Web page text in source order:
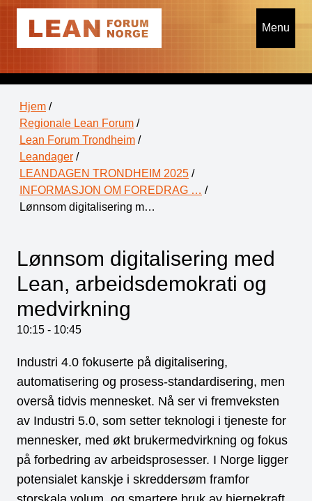
Menu
Hjem /
Regionale Lean Forum /
Lean Forum Trondheim /
Leandager /
LEANDAGEN TRONDHEIM 2025 /
INFORMASJON OM FOREDRAG … /
Lønnsom digitalisering m…
Lønnsom digitalisering med
Lean, arbeidsdemokrati og
medvirkning
10:15 - 10:45
Industri 4.0 fokuserte på digitalisering,
automatisering og prosess-standardisering, men
overså tidvis mennesket. Nå ser vi fremveksten
av Industri 5.0, som setter teknologi i tjeneste for
mennesker, med økt brukermedvirkning og fokus
på forbedring av arbeidsprosesser. I Norge ligger
potensialet kanskje i skreddersøm framfor